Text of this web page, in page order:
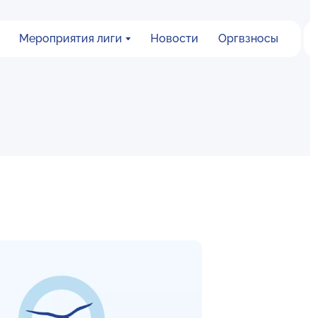
Мероприятия лиги Новости Оргвзносы